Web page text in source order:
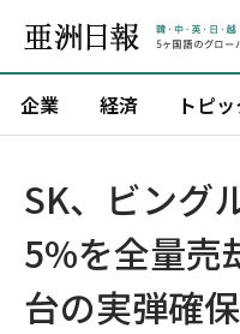
企業 経済 トピ
SK、ビング
5%を全量
台の実弾確保